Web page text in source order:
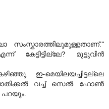
സംസ്കാരത്തിലുമുള്ളതാണ്."
കേട്ടിട്ടില്ലേ? മുട്ടുവിന്‍
ഇ-മെയിലയച്ചിട്ടല്ലെ
വച്ച് സെല്‍ ഫോണ്‍